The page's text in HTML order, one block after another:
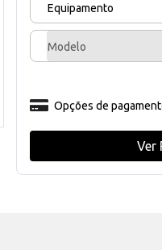
Equipamento
Modelo
Opções de
Ver